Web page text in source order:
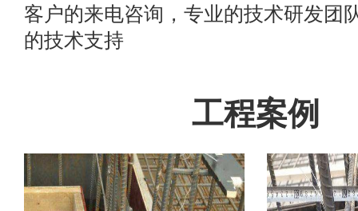
客户的来电咨询，专业的技术研发团
的技术支持
工程案例